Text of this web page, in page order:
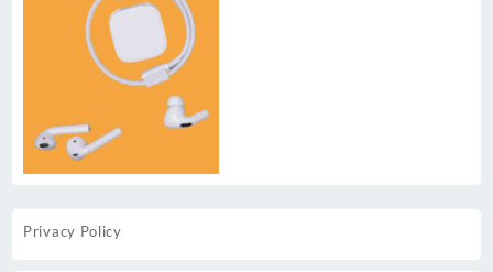
Privacy Policy